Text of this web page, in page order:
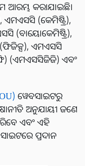
ଆରମ୍ଭ କରାଯାଇଛି।
(କେମିଷ୍ଟ୍ରି),
(ବାୟୋକେମିଷ୍ଟ୍ରି),
ଏମଏସସି
(ଏମଏସସିଜିଜି) ଏବଂ
ୱେବସାଇଟରୁ
ଅନୁଯାୟୀ ଜଣେ
ଏବଂ ଏହି
ପ୍ରଦାନ